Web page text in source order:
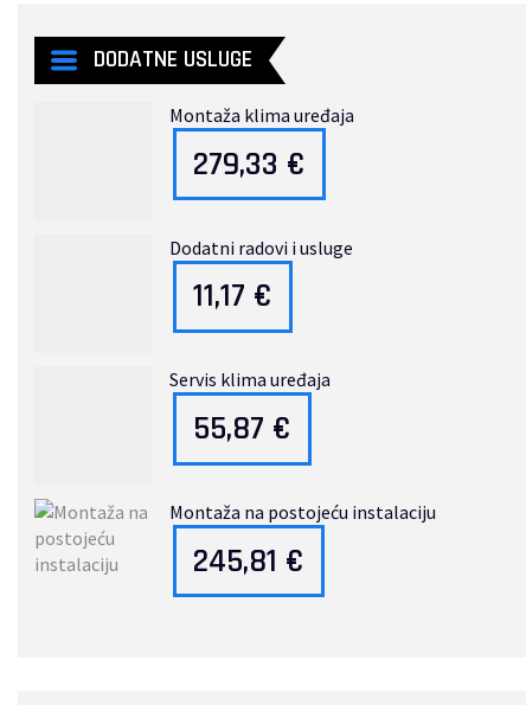
DODATNE USLUGE
Montaža klima uređaja
279,33 €
Dodatni radovi i usluge
11,17 €
Servis klima uređaja
55,87 €
Montaža na postojeću instalaciju
245,81 €